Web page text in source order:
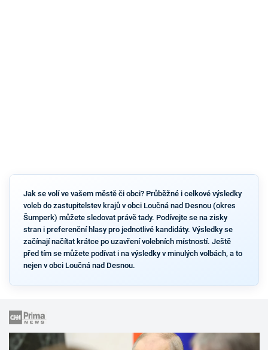
Jak se volí ve vašem městě či obci? Průběžné i celkové výsledky
voleb do zastupitelstev krajů v obci Loučná nad Desnou (okres
Šumperk) můžete sledovat právě tady. Podívejte se na zisky
stran i preferenční hlasy pro jednotlivé kandidáty. Výsledky se
začínají načítat krátce po uzavření volebních místností. Ještě
před tím se můžete podívat i na výsledky v minulých volbách, a to
nejen v obci Loučná nad Desnou.